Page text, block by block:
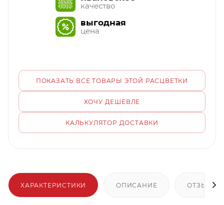
качество
выгодная
цена
ПОКАЗАТЬ ВСЕ ТОВАРЫ ЭТОЙ РАСЦВЕТКИ
ХОЧУ ДЕШЕВЛЕ
КАЛЬКУЛЯТОР ДОСТАВКИ
ХАРАКТЕРИСТИКИ ОПИСАНИЕ ОТЗЫВЫ